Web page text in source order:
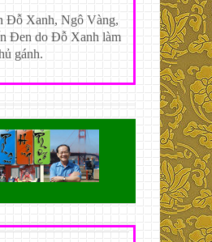
Đỗ Xanh, Ngô Vàng,
Đen do Đỗ Xanh làm
gánh.